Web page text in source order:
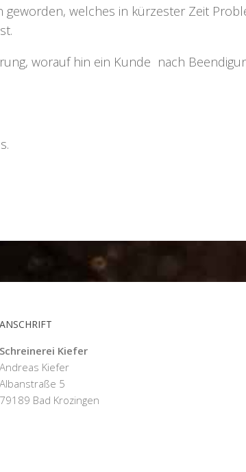
welches in kürzester Zeit
worauf hin ein Kunde nach
ANSCHRIFT
Schreinerei Kiefer
Andreas Kiefer
Albanstraße 5
79189 Bad Krozingen